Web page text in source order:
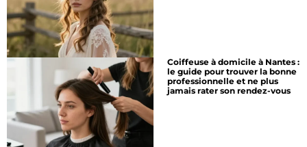
Coiffeuse à domicile à Nantes :
le guide pour trouver la bonne
professionnelle et ne plus
jamais rater son rendez-vous